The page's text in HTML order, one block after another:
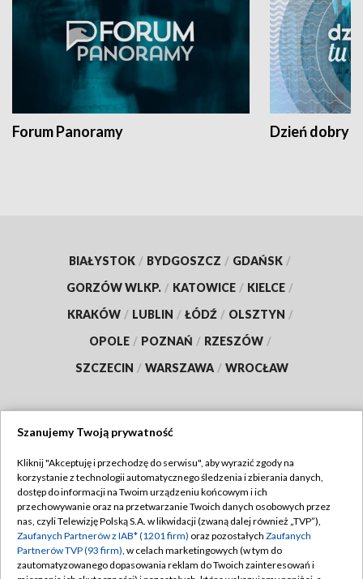
Forum Panoramy Dzień dobry
BIAŁYSTOK / BYDGOSZCZ / GDAŃSK /
GORZÓW WLKP. / KATOWICE / KIELCE /
KRAKÓW / LUBLIN / ŁÓDŹ / OLSZTYN /
OPOLE / POZNAŃ / RZESZÓW /
SZCZECIN / WARSZAWA / WROCŁAW
TVP
Abonament TVP
Emisja w TVP
Centrum informacji TVP
Regulamin TVP
Polityka prywatności
Moje zgody
Szanujemy Twoją prywatność
Kliknij "Akceptuję i przechodzę do serwisu", aby wyrazić zgody na
korzystanie z technologii automatycznego śledzenia i zbierania danych,
dostęp do informacji na Twoim urządzeniu końcowym i ich
przechowywanie oraz na przetwarzanie Twoich danych osobowych przez
nas, czyli Telewizję Polską S.A. w likwidacji (zwaną dalej również „TVP”),
Zaufanych Partnerów z IAB* (1201 firm) oraz pozostałych Zaufanych
Partnerów TVP (93 firm), w celach marketingowych (w tym do
zautomatyzowanego dopasowania reklam do Twoich zainteresowań i